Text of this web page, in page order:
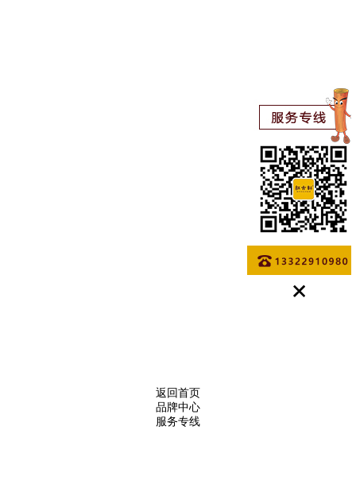
返回首页
品牌中心
服务专线